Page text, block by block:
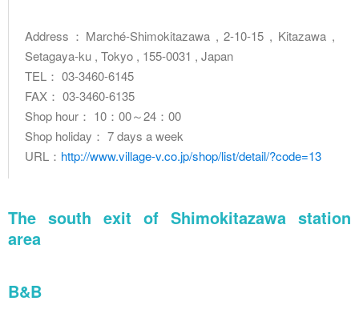
Address：Marché-Shimokitazawa , 2-10-15 , Kitazawa ,
Setagaya-ku , Tokyo , 155-0031 , Japan
TEL： 03-3460-6145
FAX： 03-3460-6135
Shop hour： 10：00～24：00
Shop holiday： 7 days a week
URL： http://www.village-v.co.jp/shop/list/detail/?code=13
The south exit of Shimokitazawa station
area
B&B